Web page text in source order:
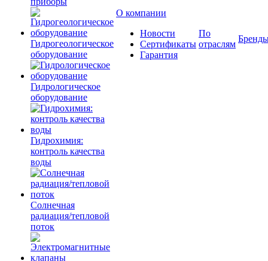
Гидрогеологическое
оборудование
Гидрологическое
оборудование
Гидрохимия:
контроль качества
воды
Солнечная
радиация/тепловой
поток
О компании
Новости
Сертификаты
Гарантия
По
отраслям